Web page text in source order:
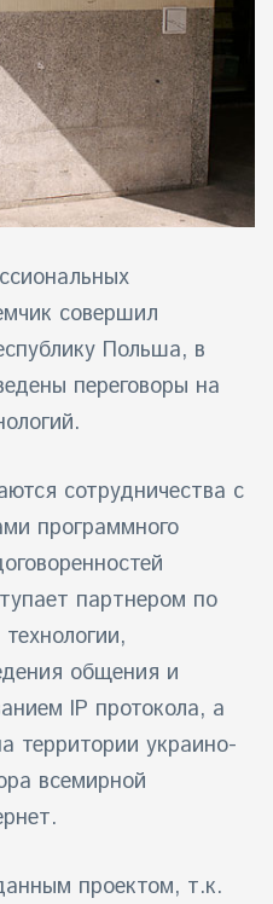
совершил
Польша, в
переговоры на
сотрудничества с
программного
партнером по
общения и
IP протокола, а
территории украино-
всемирной
проектом, т.к.